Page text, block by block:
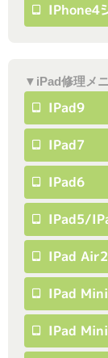
IPhone4
▼iPad修理メ
IPad9
IPad7
IPad6
IPad5/
IPad Air2
IPad
IPad